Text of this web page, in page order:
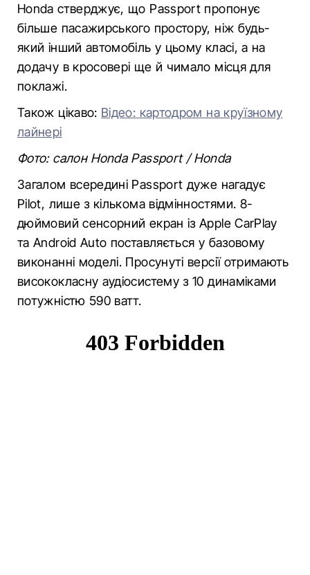
Honda стверджує, що Passport пропонує
більше пасажирського простору, ніж будь-
який інший автомобіль у цьому класі, а на
додачу в кросовері ще й чимало місця для
поклажі.
Також цікаво: Відео: картодром на круїзному
лайнері
Фото: салон Honda Passport / Honda
Загалом всередині Passport дуже нагадує
Pilot, лише з кількома відмінностями. 8-
дюймовий сенсорний екран із Apple CarPlay
та Android Auto поставляється у базовому
виконанні моделі. Просунуті версії отримають
висококласну аудіосистему з 10 динаміками
потужністю 590 ватт.